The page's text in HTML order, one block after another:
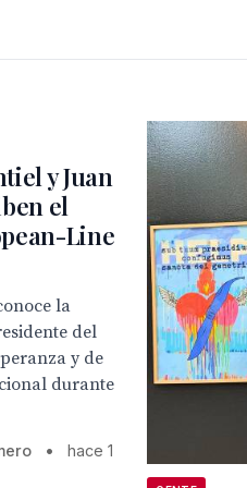
y Juan
el
Line
la
del
y de
durante
•
hace 1